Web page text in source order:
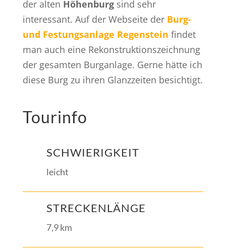
der alten Höhenburgsind sehr
interessant. Auf der Webseite der Burg-
und Festungsanlage Regenstein findet
man auch eine Rekonstruktionszeichnung
der gesamten Burganlage. Gerne hätte ich
diese Burg zu ihren Glanzzeiten besichtigt.
Tourinfo
SCHWIERIGKEIT
leicht
STRECKENLÄNGE
7,9 km